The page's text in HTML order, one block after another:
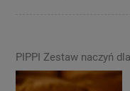
PIPPI Zestaw naczyń